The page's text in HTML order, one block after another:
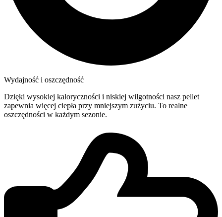
Wydajność i oszczędność
Dzięki wysokiej kaloryczności i niskiej wilgotności nasz pellet
zapewnia więcej ciepła przy mniejszym zużyciu. To realne
oszczędności w każdym sezonie.